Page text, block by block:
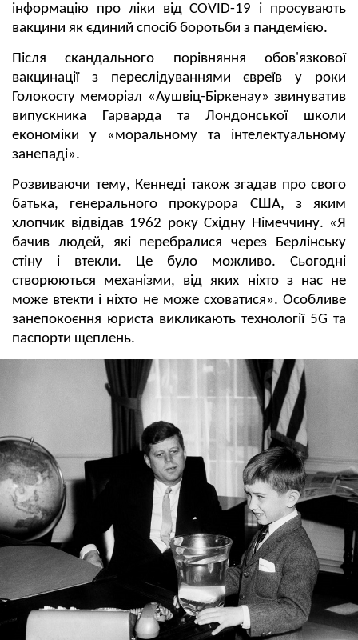
інформацію про ліки від COVID-19 і просувають
вакцини як єдиний спосіб боротьби з пандемією.
Після скандального порівняння обов'язкової
вакцинації з переслідуваннями євреїв у роки
Голокосту меморіал «Аушвіц-Біркенау» звинуватив
випускника Гарварда та Лондонської школи
економіки у «моральному та інтелектуальному
занепаді».
Розвиваючи тему, Кеннеді також згадав про свого
батька, генерального прокурора США, з яким
хлопчик відвідав 1962 року Східну Німеччину. «Я
бачив людей, які перебралися через Берлінську
стіну і втекли. Це було можливо. Сьогодні
створюються механізми, від яких ніхто з нас не
може втекти і ніхто не може сховатися». Особливе
занепокоєння юриста викликають технології 5G та
паспорти щеплень.